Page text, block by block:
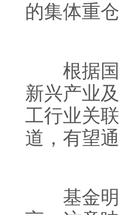
的集体重
根据国
新兴产业
工行业关
道，有望
基金明